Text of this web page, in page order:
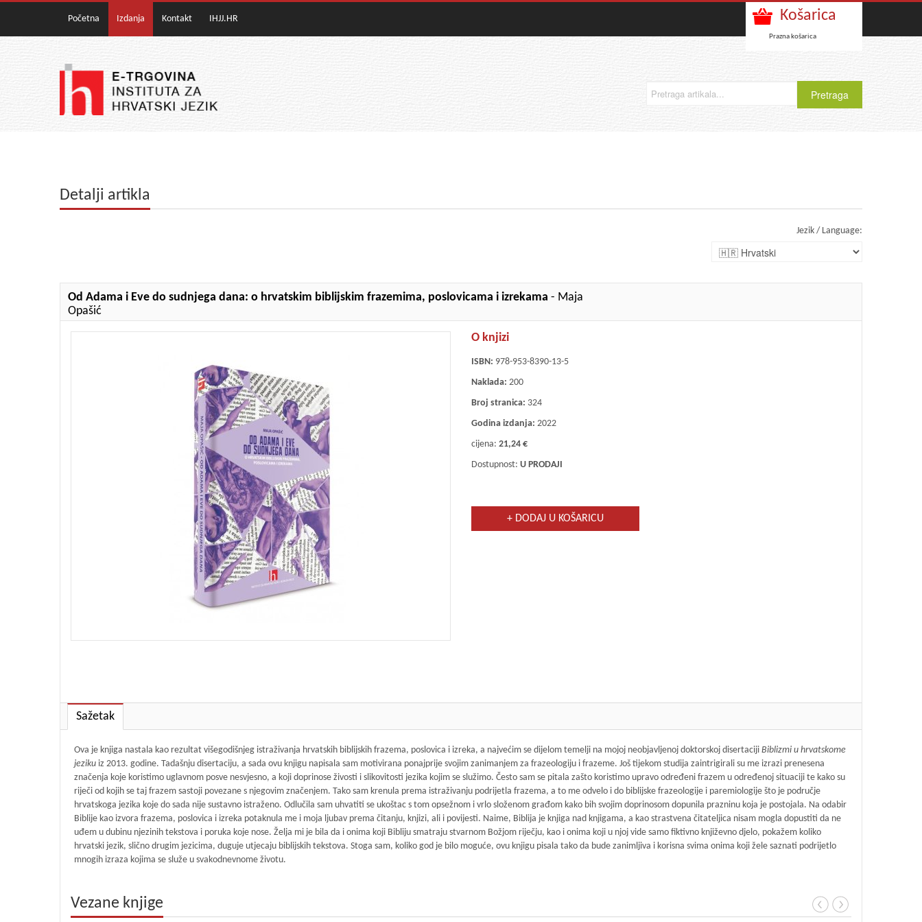
Početna Izdanja Kontakt IHJJ.HR Košarica
Prazna košarica
Detalji artikla
Jezik / Language:
Od Adama i Eve do sudnjega dana: o hrvatskim biblijskim frazemima, poslovicama i izrekama - Maja
Opašić
O knjizi
ISBN: 978-953-8390-13-5
Naklada: 200
Broj stranica: 324
Godina izdanja: 2022
cijena: 21,24 €
Dostupnost: U PRODAJI
+ DODAJ U KOŠARICU
Sažetak
Ova je knjiga nastala kao rezultat višegodišnjeg istraživanja hrvatskih biblijskih frazema, poslovica i izreka, a najvećim se dijelom temelji na mojoj neobjavljenoj doktorskoj disertaciji Biblizmi u hrvatskome
jeziku iz 2013. godine. Tadašnju disertaciju, a sada ovu knjigu napisala sam motivirana ponajprije svojim zanimanjem za frazeologiju i frazeme. Još tijekom studija zaintrigirali su me izrazi prenesena
značenja koje koristimo uglavnom posve nesvjesno, a koji doprinose živosti i slikovitosti jezika kojim se služimo. Često sam se pitala zašto koristimo upravo određeni frazem u određenoj situaciji te kako su
riječi od kojih se taj frazem sastoji povezane s njegovim značenjem. Tako sam krenula prema istraživanju podrijetla frazema, a to me odvelo i do biblijske frazeologije i paremiologije što je područje
hrvatskoga jezika koje do sada nije sustavno istraženo. Odlučila sam uhvatiti se ukoštac s tom opsežnom i vrlo složenom građom kako bih svojim doprinosom dopunila prazninu koja je postojala. Na odabir
Biblije kao izvora frazema, poslovica i izreka potaknula me i moja ljubav prema čitanju, knjizi, ali i povijesti. Naime, Biblija je knjiga nad knjigama, a kao strastvena čitateljica nisam mogla dopustiti da ne
uđem u dubinu njezinih tekstova i poruka koje nose. Želja mi je bila da i onima koji Bibliju smatraju stvarnom Božjom riječju, kao i onima koji u njoj vide samo fiktivno književno djelo, pokažem koliko
hrvatski jezik, slično drugim jezicima, duguje utjecaju biblijskih tekstova. Stoga sam, koliko god je bilo moguće, ovu knjigu pisala tako da bude zanimljiva i korisna svima onima koji žele saznati podrijetlo
mnogih izraza kojima se služe u svakodnevnome životu.
Vezane knjige